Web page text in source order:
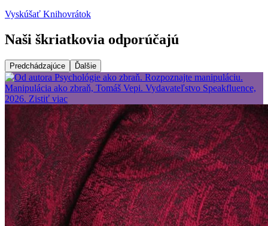
Vyskúšať Knihovrátok
Naši škriatkovia odporúčajú
Predchádzajúce Ďalšie